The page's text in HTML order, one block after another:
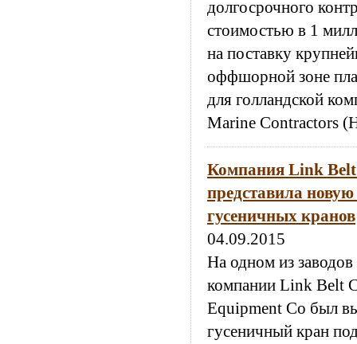
долгосрочного
стоимостью в 1
на поставку
оффшорной зоне
для голландской
Marine Contractors
Компания Link Belt
представила
гусеничных кранов
04.09.2015
На одном из
компании Link Belt
Equipment Co был
гусеничный кран